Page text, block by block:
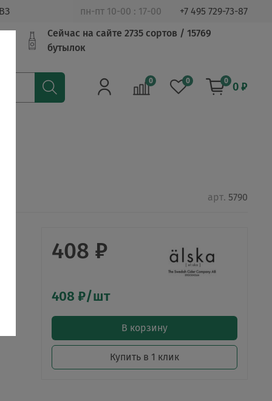
пн-пт 10-00 : 17-00
+7 495 729-73-87
Сейчас на сайте 2735 сортов / 15769
бутылок
0 0 0 0 ₽
арт. 5790
408 ₽
408 ₽/шт
В корзину
Купить в 1 клик